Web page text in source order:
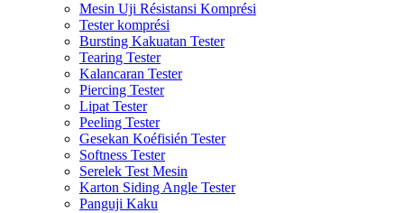
Mesin Uji Résistansi Komprési
Tester komprési
Bursting Kakuatan Tester
Tearing Tester
Kalancaran Tester
Piercing Tester
Lipat Tester
Peeling Tester
Gesekan Koéfisién Tester
Softness Tester
Serelek Test Mesin
Karton Siding Angle Tester
Panguji Kaku